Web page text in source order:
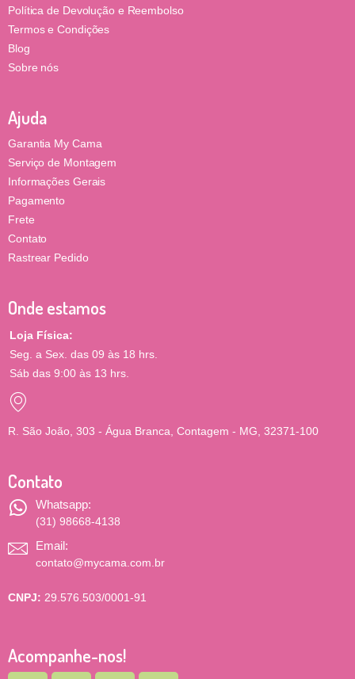
Política de Devolução e Reembolso
Termos e Condições
Blog
Sobre nós
Ajuda
Garantia My Cama
Serviço de Montagem
Informações Gerais
Pagamento
Frete
Contato
Rastrear Pedido
Onde estamos
Loja Física:
Seg. a Sex. das 09 às 18 hrs.
Sáb das 9:00 às 13 hrs.
R. São João, 303 - Água Branca, Contagem - MG, 32371-100
Contato
Whatsapp:
(31) 98668-4138
Email:
contato@mycama.com.br
CNPJ: 29.576.503/0001-91
Acompanhe-nos!